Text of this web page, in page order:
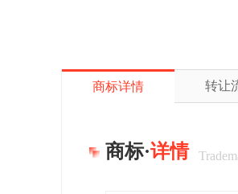
商标详情 转让
商标·详情